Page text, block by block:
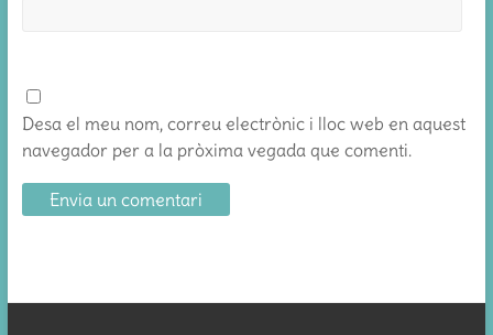
Desa el meu nom, correu electrònic i lloc web en aquest
navegador per a la pròxima vegada que comenti.